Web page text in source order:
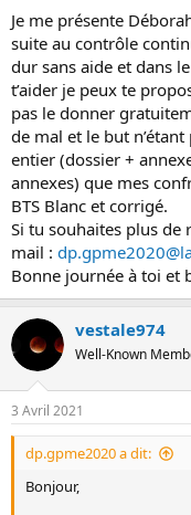
Je me présente
suite au contrôle
dur sans aide et dans
t’aider je peux te
pas le donner
de mal et le but
entier (dossier +
annexes) que mes
BTS Blanc et corrigé.
Si tu souhaites plus de
mail :
Bonne journée à toi et
vestale974
Well-Known
3 Avril 2021
dp.gpme2020 a dit:
Bonjour,